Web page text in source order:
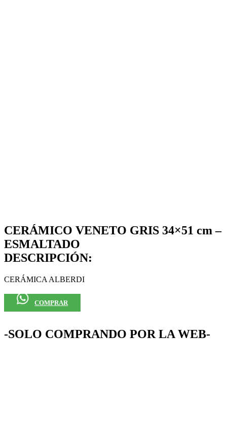
CERÁMICO VENETO GRIS 34×51 cm –
ESMALTADO
DESCRIPCIÓN:
CERÁMICA ALBERDI
COMPRAR
-SOLO COMPRANDO POR LA WEB-